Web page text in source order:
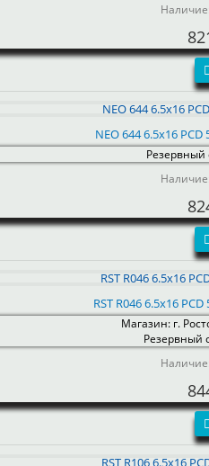
Наличие:
NEO 644 6.5x16 PCD
Резервный
Наличие:
RST R046 6.5x16
Магазин: г.
Резервный
Наличие: